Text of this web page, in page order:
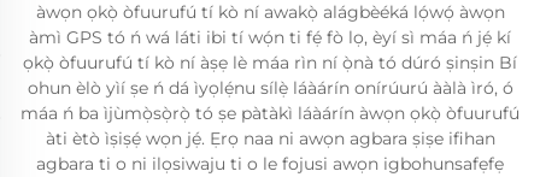
àwọn ọkọ̀ òfuurufú tí kò ní awakọ̀ alágbèéká lọ́wọ́ àwọn
àmì GPS tó ń wá láti ibi tí wọ́n ti fẹ́ fò lọ, èyí sì máa ń jẹ́ kí
ọkọ̀ òfuurufú tí kò ní àṣẹ lè máa rìn ní ọ̀nà tó dúró ṣinṣin Bí
ohun èlò yìí ṣe ń dá ìyọlẹ́nu sílẹ̀ láàárín onírúurú ààlà ìró, ó
máa ń ba ìjùmọ̀sọ̀rọ̀ tó ṣe pàtàkì láàárín àwọn ọkọ̀ òfuurufú
àti ètò ìṣiṣẹ́ wọn jẹ́. Ẹrọ naa ni awọn agbara ṣiṣe ifihan
agbara ti o ni ilọsiwaju ti o le fojusi awọn igbohunsafẹfẹ